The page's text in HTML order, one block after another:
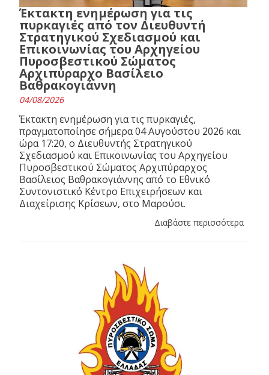
Έκτακτη ενημέρωση για τις
πυρκαγιές από τον Διευθυντή
Στρατηγικού Σχεδιασμού και
Επικοινωνίας του Αρχηγείου
Πυροσβεστικού Σώματος
Αρχιπύραρχο Βασίλειο
Βαθρακογιάννη
04/08/2026
Έκτακτη ενημέρωση για τις πυρκαγιές,
πραγματοποίησε σήμερα 04 Αυγούστου 2026 και
ώρα 17:20, ο Διευθυντής Στρατηγικού
Σχεδιασμού και Επικοινωνίας του Αρχηγείου
Πυροσβεστικού Σώματος Αρχιπύραρχος
Βασίλειος Βαθρακογιάννης από το Εθνικό
Συντονιστικό Κέντρο Επιχειρήσεων και
Διαχείρισης Κρίσεων, στο Μαρούσι.
Διαβάστε περισσότερα